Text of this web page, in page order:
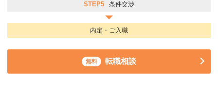
STEP5 条件交渉
内定・ご入職
無料 転職相談